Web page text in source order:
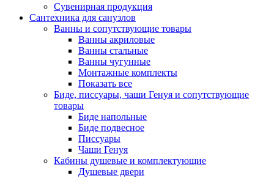
Сувенирная продукция
Сантехника для санузлов
Ванны и сопутствующие товары
Ванны акриловые
Ванны стальные
Ванны чугунные
Монтажные комплекты
Показать все
Биде, писсуары, чаши Генуя и сопутствующие
товары
Биде напольные
Биде подвесное
Писсуары
Чаши Генуя
Кабины душевые и комплектующие
Душевые двери